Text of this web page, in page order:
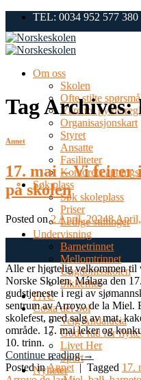
Skip
content
TEL: 0034 952 577 380
Om oss
Skolen
Ofte stilte
Våre tre gylne
Organisasjonskart
Styret
Ansatte
Fasiliteter
Kontorets
Søk plass
Søk skoleplass
Priser
Ledige stillinger
Undervisning
Barnetrinnet
Mellomtrinnet
Ungdomsskolen
Sikkerhet
FAU
Costa del Sol
Velg Andalucia
Gode råd for
Livet Her
Sport
Nyheter
Tag Archives:
Annet
17. mai – Vi feirer
på skolen
Posted on2 April, 20248
Alle er hjertelig velkommen til
Norske Skolen, Málaga den
gudstjeneste i regi av
sentrum av Arroyo de la Miel.
skolefest, med salg av mat,
område. 17. mai leker og
10. trinn.
Continue reading→
Posted inAnnet | Tagged 17.